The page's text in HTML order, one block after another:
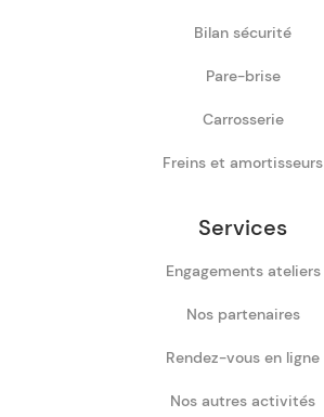
Bilan sécurité
Pare-brise
Carrosserie
Freins et amortisseurs
Services
Engagements ateliers
Nos partenaires
Rendez-vous en ligne
Nos autres activités